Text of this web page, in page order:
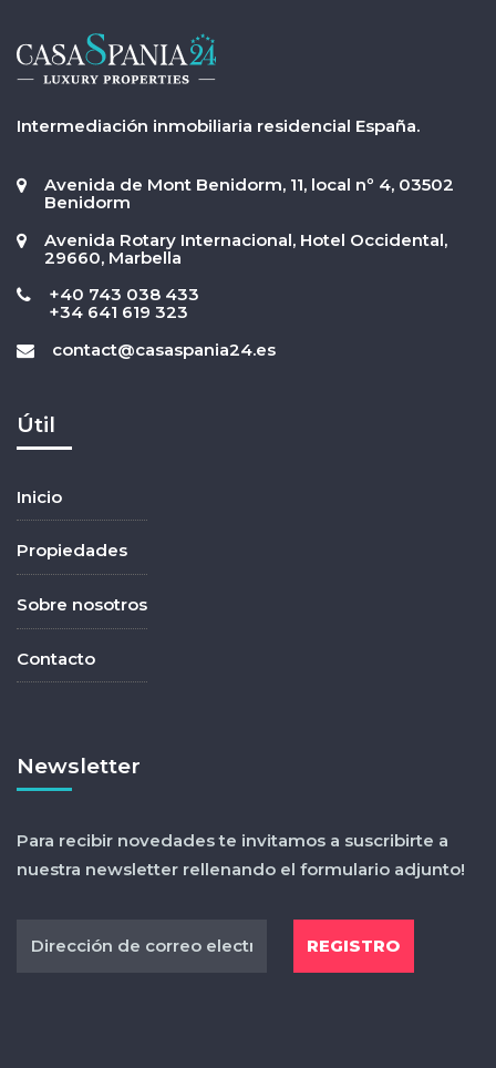
Intermediación inmobiliaria residencial España.
Avenida de Mont Benidorm, 11, local nº 4, 03502
Benidorm
Avenida Rotary Internacional, Hotel Occidental,
29660, Marbella
+40 743 038 433
+34 641 619 323
contact@casaspania24.es
Útil
Inicio
Propiedades
Sobre nosotros
Contacto
Newsletter
Para recibir novedades te invitamos a suscribirte a
nuestra newsletter rellenando el formulario adjunto!